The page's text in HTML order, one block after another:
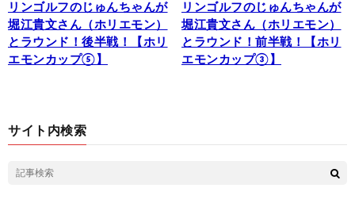
リンゴルフのじゅんちゃんが
堀江貴文さん（ホリエモン）
とラウンド！後半戦！【ホリ
エモンカップ⑤】
リンゴルフのじゅんちゃんが
堀江貴文さん（ホリエモン）
とラウンド！前半戦！【ホリ
エモンカップ③】
サイト内検索